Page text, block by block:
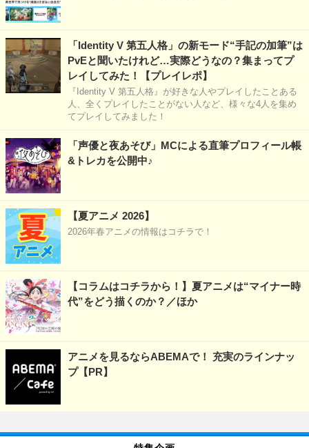
「Identity V 第五人格」の新モード“手記の加筆”は
PvEと聞いたけれど…実際どうなの？集まってプ
レイしてみた！【プレイレポ】
『Identity V 第五人格』が好きな人やプレイしたことある
人、全くプレイしたことがない人など、様々な4人を集め
てプレイしてみました！
「声優と夜あそび」MCによる直筆プロフィール帳
&トレカを公開中♪
【夏アニメ 2026】
2026年春アニメの情報はコチラで！
【コラムはコチラから！】夏アニメは“マイナー時
代”をどう描くのか？／ほか
アニメを見るならABEMAで！ 充実のラインナッ
プ【PR】